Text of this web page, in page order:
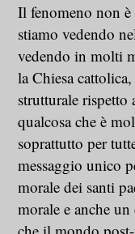
Il fenomeno non
stiamo vedendo
vedendo in molti
la Chiesa
strutturale
qualcosa che è
soprattutto per
messaggio unico
morale dei santi
morale e anche